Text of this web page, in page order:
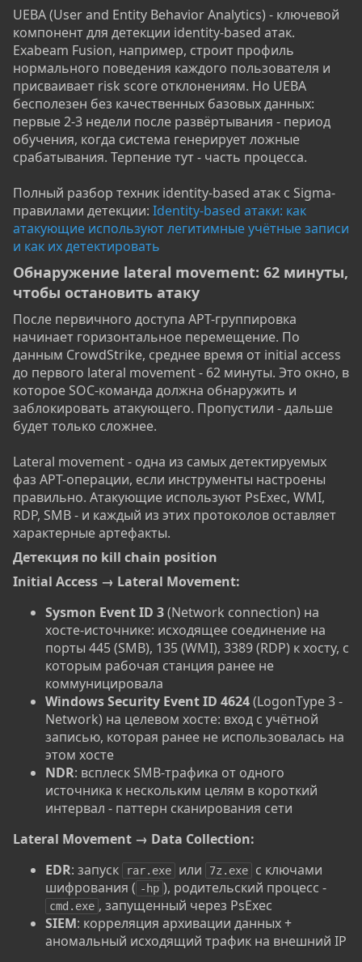
UEBA (User and Entity Behavior Analytics) - ключевой
компонент для детекции identity-based атак.
Exabeam Fusion, например, строит профиль
нормального поведения каждого пользователя и
присваивает risk score отклонениям. Но UEBA
бесполезен без качественных базовых данных:
первые 2-3 недели после развёртывания - период
обучения, когда система генерирует ложные
срабатывания. Терпение тут - часть процесса.
Полный разбор техник identity-based атак с Sigma-
правилами детекции: Identity-based атаки: как
атакующие используют легитимные учётные записи
и как их детектировать
Обнаружение lateral movement: 62 минуты,
чтобы остановить атаку​
После первичного доступа APT-группировка
начинает горизонтальное перемещение. По
данным CrowdStrike, среднее время от initial access
до первого lateral movement - 62 минуты. Это окно, в
которое SOC-команда должна обнаружить и
заблокировать атакующего. Пропустили - дальше
будет только сложнее.
Lateral movement - одна из самых детектируемых
фаз APT-операции, если инструменты настроены
правильно. Атакующие используют PsExec, WMI,
RDP, SMB - и каждый из этих протоколов оставляет
характерные артефакты.
Детекция по kill chain position​
Initial Access → Lateral Movement:
Sysmon Event ID 3(Network connection) на
хосте-источнике: исходящее соединение на
порты 445 (SMB), 135 (WMI), 3389 (RDP) к хосту, с
которым рабочая станция ранее не
коммуницировала
Windows Security Event ID 4624(LogonType 3 -
Network) на целевом хосте: вход с учётной
записью, которая ранее не использовалась на
этом хосте
NDR: всплеск SMB-трафика от одного
источника к нескольким целям в короткий
интервал - паттерн сканирования сети
Lateral Movement → Data Collection:
EDR: запуск rar.exe или 7z.exe
с ключами
шифрования ( -hp ), родительский процесс -
cmd.exe , запущенный через PsExec
SIEM: корреляция архивации данных +
аномальный исходящий трафик на внешний IP